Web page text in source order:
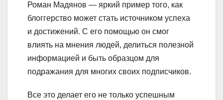
Роман Мадянов — яркий пример того, как
блоггерство может стать источником успеха
и достижений. С его помощью он смог
влиять на мнения людей, делиться полезной
информацией и быть образцом для
подражания для многих своих подписчиков.
Все это делает его не только успешным